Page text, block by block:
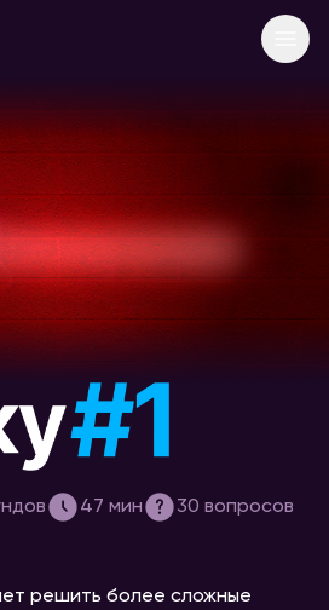
47 мин 30 вопросов
решить более сложные